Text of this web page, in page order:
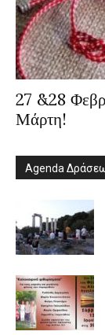
27 &28
Μάρτη!
Agenda